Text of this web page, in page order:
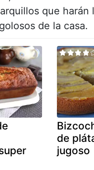
que harán
de la casa.
de
jugoso